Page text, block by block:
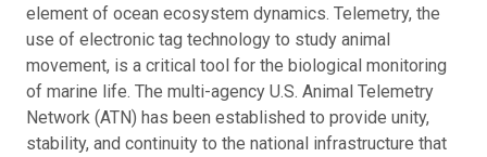
element of ocean ecosystem dynamics. Telemetry, the
use of electronic tag technology to study animal
movement, is a critical tool for the biological monitoring
of marine life. The multi-agency U.S. Animal Telemetry
Network (ATN) has been established to provide unity,
stability, and continuity to the national infrastructure that